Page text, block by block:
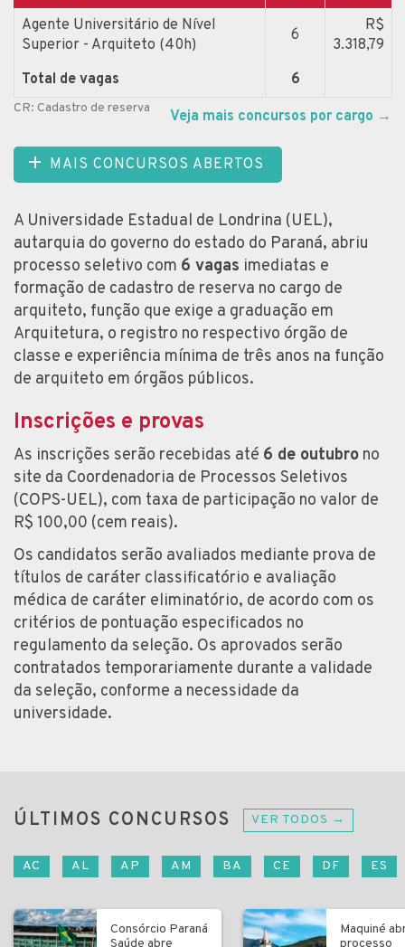
Agente Universitário de Nível
Superior - Arquiteto (40h)
6
R$
3.318,79
Total de vagas
6
CR: Cadastro de reserva Veja mais concursos por cargo →
MAIS CONCURSOS ABERTOS
A Universidade Estadual de Londrina (UEL),
autarquia do governo do estado do Paraná, abriu
processo seletivo com 6 vagas imediatas e
formação de cadastro de reserva no cargo de
arquiteto, função que exige a graduação em
Arquitetura, o registro no respectivo órgão de
classe e experiência mínima de três anos na função
de arquiteto em órgãos públicos.
Inscrições e provas
As inscrições serão recebidas até 6 de outubro no
site da Coordenadoria de Processos Seletivos
(COPS-UEL), com taxa de participação no valor de
R$ 100,00 (cem reais).
Os candidatos serão avaliados mediante prova de
títulos de caráter classificatório e avaliação
médica de caráter eliminatório, de acordo com os
critérios de pontuação especificados no
regulamento da seleção. Os aprovados serão
contratados temporariamente durante a validade
da seleção, conforme a necessidade da
universidade.
ÚLTIMOS CONCURSOS VER TODOS →
AC AL AP AM BA CE DF ES
Consórcio Paraná
Saúde abre
Maquiné
processo